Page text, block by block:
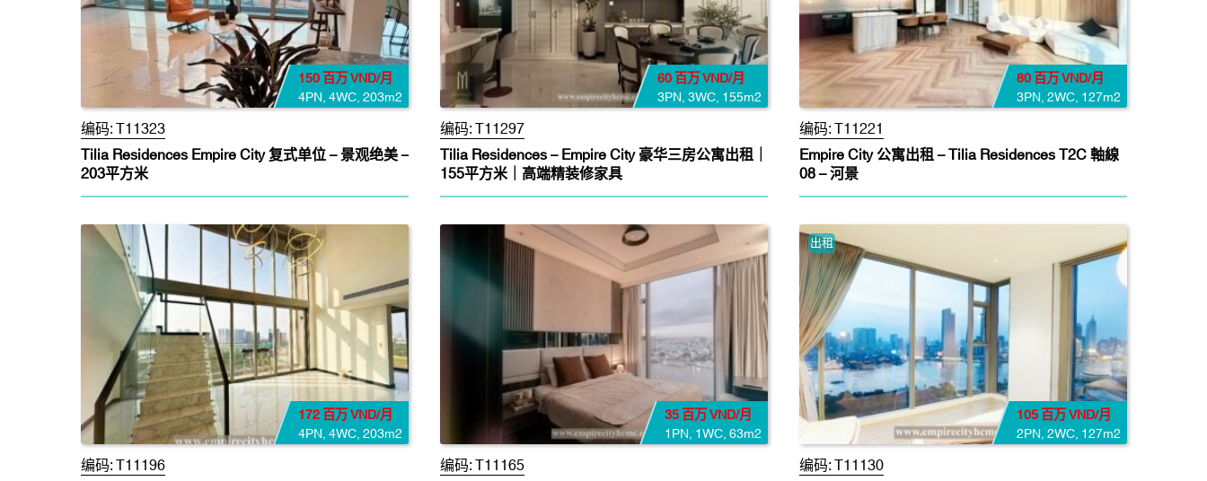
150 百万 VND/月
4PN, 4WC, 203m2
编码:T11323
Tilia Residences Empire City 复式单位 – 景观绝美 –
203平方米
60 百万 VND/月
3PN, 3WC, 155m2
编码:T11297
Tilia Residences – Empire City 豪华三房公寓出租｜
155平方米｜高端精装修家具
80 百万 VND/月
3PN, 2WC, 127m2
编码:T11221
Empire City 公寓出租 – Tilia Residences T2C 軸線
08 – 河景
172 百万 VND/月
4PN,4WC,203m2
编码:T11196
35 百万 VND/月
1PN, 1WC,63m2
编码:T11165
105 百万 VND/月
2PN,2WC, 127m2
编码:T11130
出租